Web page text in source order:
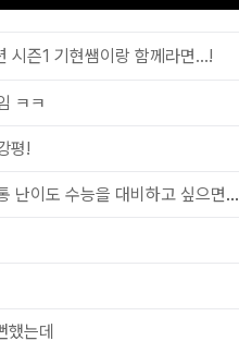
시즌1 기현쌤이랑 함께라면…!
ㅋㅋ
평!
역대 최고난도의 공통 난이도 수능을 대비하고 싶으면 추천
했는데